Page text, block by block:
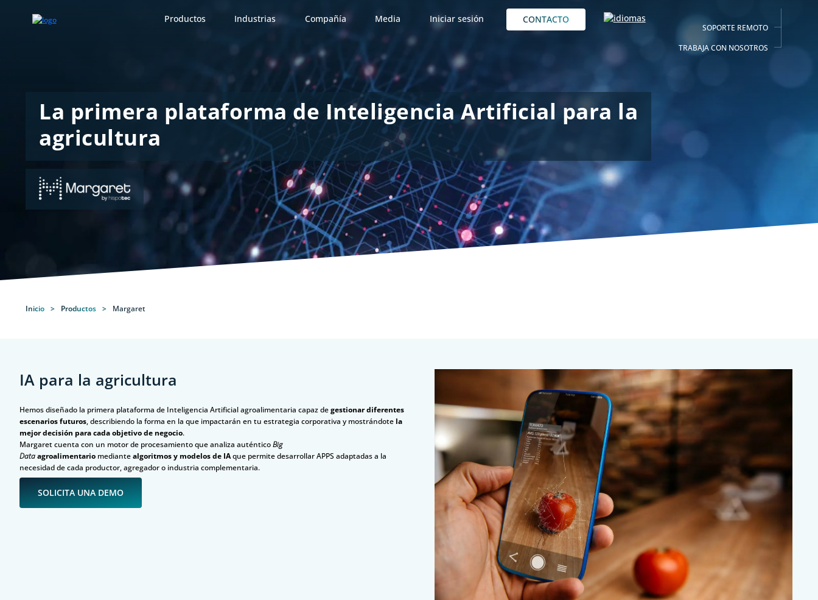
Productos Industrias Compañía Media Iniciar sesión CONTACTO
SOPORTE REMOTO
TRABAJA CON NOSOTROS
La primera plataforma de Inteligencia Artificial para la
agricultura
Inicio > Productos > Margaret
IA para la agricultura
Hemos diseñado la primera plataforma de Inteligencia Artificial agroalimentaria capaz degestionar diferentes
escenarios futuros, describiendo la forma en la que impactarán en tu estrategia corporativa y mostrándote la
mejor decisión para cada objetivo de negocio.
Margaret cuenta con un motor de procesamiento que analiza auténticoBig
Dataagroalimentariomediantealgoritmos y modelos de IAque permite desarrollar APPS adaptadas a la
necesidad de cada productor, agregador o industria complementaria.
SOLICITA UNA DEMO